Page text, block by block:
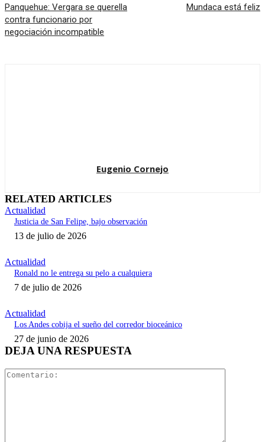
Panquehue: Vergara se querella
contra funcionario por
negociación incompatible
Mundaca está feliz
Eugenio Cornejo
RELATED ARTICLES
Actualidad
Justicia de San Felipe, bajo observación
13 de julio de 2026
Actualidad
Ronald no le entrega su pelo a cualquiera
7 de julio de 2026
Actualidad
Los Andes cobija el sueño del corredor bioceánico
27 de junio de 2026
DEJA UNA RESPUESTA